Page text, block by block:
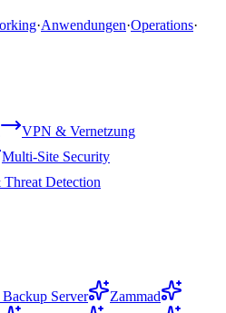
·Anwendungen·Operations·
VPN & Vernetzung
Multi-Site Security
Detection
Server
Zammad